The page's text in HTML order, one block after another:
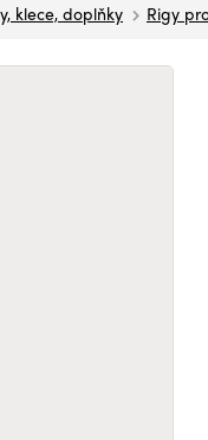
klece, doplňky Rigy